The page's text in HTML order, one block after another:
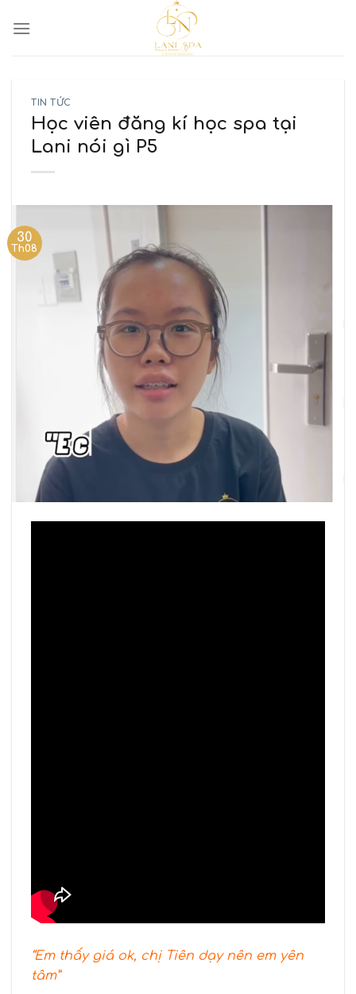
TIN TỨC
Học viên đăng kí học spa tại
Lani nói gì P5
30
Th08
“Em thấy giá ok, chị Tiên dạy nên em yên
tâm”